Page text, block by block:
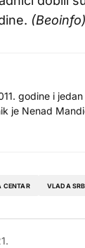
(Beoinfo)
godine i
je Nenad
CENTAR VLADA